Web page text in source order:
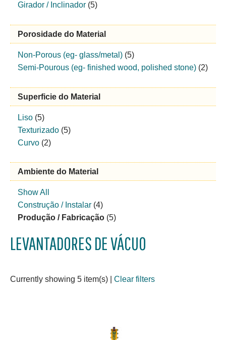
Girador / Inclinador (5)
Porosidade do Material
Non-Porous (eg- glass/metal) (5)
Semi-Pourous (eg- finished wood, polished stone) (2)
Superficie do Material
Liso (5)
Texturizado (5)
Curvo (2)
Ambiente do Material
Show All
Construção / Instalar (4)
Produção / Fabricação (5)
LEVANTADORES DE VÁCUO
Currently showing 5 item(s) Clear filters